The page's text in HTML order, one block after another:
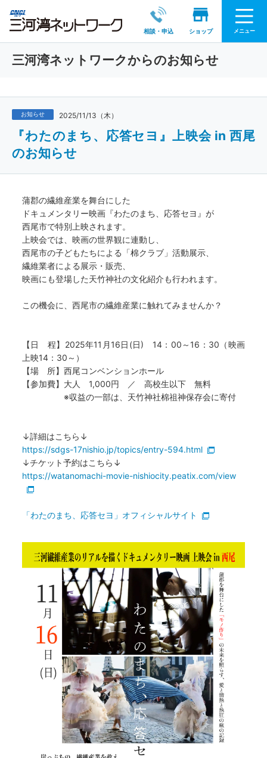
相談・申込 ショップ メニュー
三河湾ネットワークからのお知らせ
お知らせ 2025/11/13（木）
『わたのまち、応答セヨ』上映会 in 西尾
のお知らせ
蒲郡の繊維産業を舞台にした
ドキュメンタリー映画『わたのまち、応答セヨ』が
西尾市で特別上映されます。
上映会では、映画の世界観に連動し、
西尾市の子どもたちによる「棉クラブ」活動展示、
繊維業者による展示・販売、
映画にも登場した天竹神社の文化紹介も行われます。
この機会に、西尾市の繊維産業に触れてみませんか？
【日 程】2025年11月16日(日) 14：00～16：30（映画
上映14：30～）
【場 所】西尾コンベンションホール
【参加費】大人 1,000円 ／ 高校生以下 無料
※収益の一部は、天竹神社棉祖神保存会に寄付
↓詳細はこちら↓
https://sdgs-17nishio.jp/topics/entry-594.html
↓チケット予約はこちら↓
https://watanomachi-movie-nishiocity.peatix.com/view
「わたのまち、応答セヨ」オフィシャルサイト